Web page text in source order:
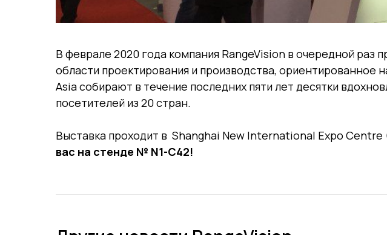
В феврале 2020 года компания RangeVision в очередной раз
области проектирования и производства,
Asia собирают в течение последних пяти лет десятки
посетителей из 20 стран.
Выставка проходит в Shanghai New International Expo Centre
вас на стенде № N1-C42!